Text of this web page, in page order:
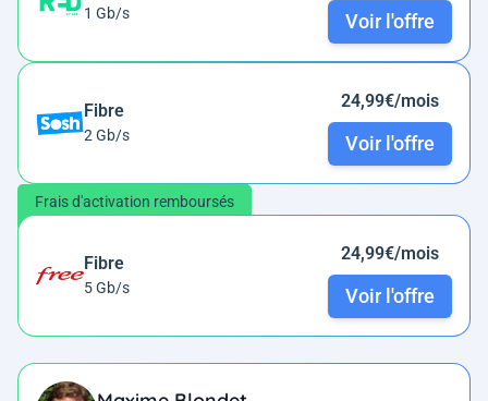
1 Gb/s Voir l'offre
Fibre
2 Gb/s
24,99€/mois
Voir l'offre
Frais d'activation remboursés
Fibre
5 Gb/s
24,99€/mois
Voir l'offre